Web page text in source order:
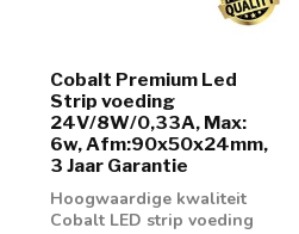
Cobalt Premium Led
Strip voeding
24V/8W/0,33A, Max:
6w, Afm:90x50x24mm,
3 Jaar Garantie
Hoogwaardige kwaliteit
Cobalt LED strip voeding